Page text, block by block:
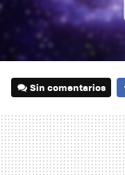
Sin comentarios